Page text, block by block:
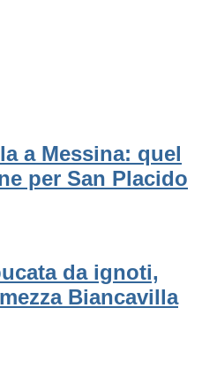
a Messina: quel
per San Placido
da ignoti,
Biancavilla